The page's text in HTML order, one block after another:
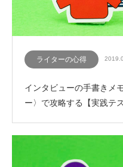
ライターの心得
インタビューの手書きメ
ー〉で攻略する【実践テ